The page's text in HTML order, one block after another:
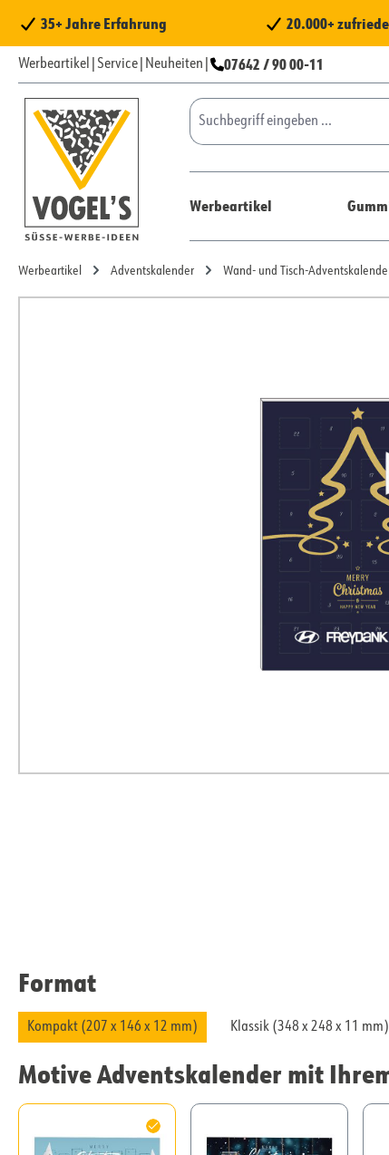
Hauptinhalt springen
Zur Suche springen
Zur Hauptnavigation springen
35+ Jahre Erfahrung 20.000+
Werbeartikel Service Neuheiten 07642 / 90 00-11
Werbeartikel
Werbeartikel Adventskalender Wand- und Tisch-
Format
Kompakt (207 x 146 x 12 mm) Klassik (348 x 248 x 11 mm)
Motive Adventskalender mit